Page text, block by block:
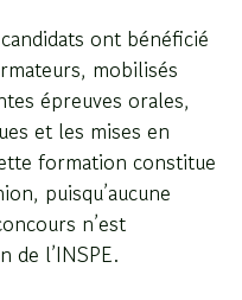
ont bénéficié
mobilisés
épreuves orales,
et les mises en
formation constitue
puisqu’aucune
n’est
de l’INSPE.